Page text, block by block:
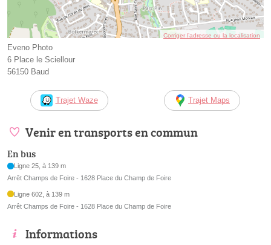
Corriger l’adresse ou la localisation
Eveno Photo
6 Place le Sciellour
56150 Baud
Trajet Waze Trajet Maps
Venir en transports en commun
En bus
Ligne 25, à 139 m
Arrêt Champs de Foire - 1628 Place du Champ de Foire
Ligne 602, à 139 m
Arrêt Champs de Foire - 1628 Place du Champ de Foire
Informations